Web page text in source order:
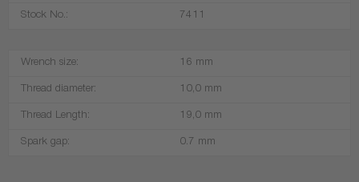
Stock No.: 7411
Wrench size: 16 mm
Thread diameter: 10,0 mm
Thread Length: 19,0 mm
Spark gap: 0.7 mm